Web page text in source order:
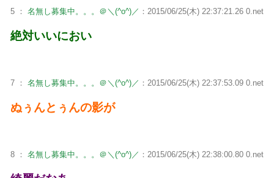
5 ： 名無し募集中。。。＠＼(^o^)／ ：2015/06/25(木) 22:37:21.26 0.net
絶対いいにおい
7 ： 名無し募集中。。。＠＼(^o^)／ ：2015/06/25(木) 22:37:53.09 0.net
ぬぅんとぅんの影が
8 ： 名無し募集中。。。＠＼(^o^)／ ：2015/06/25(木) 22:38:00.80 0.net